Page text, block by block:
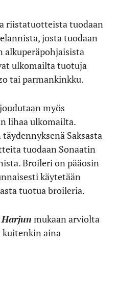
riistatuotteista tuodaan
josta tuodaan
alkuperäpohjaisista
ulkomailta tuotuja
tai parmankinkku.
joudutaan myös
lihaa ulkomailta.
Saksasta
tuodaan Sonaatin
Broileri on pääosin
käytetään
tuotua broileria.
mukaan arviolta
aina